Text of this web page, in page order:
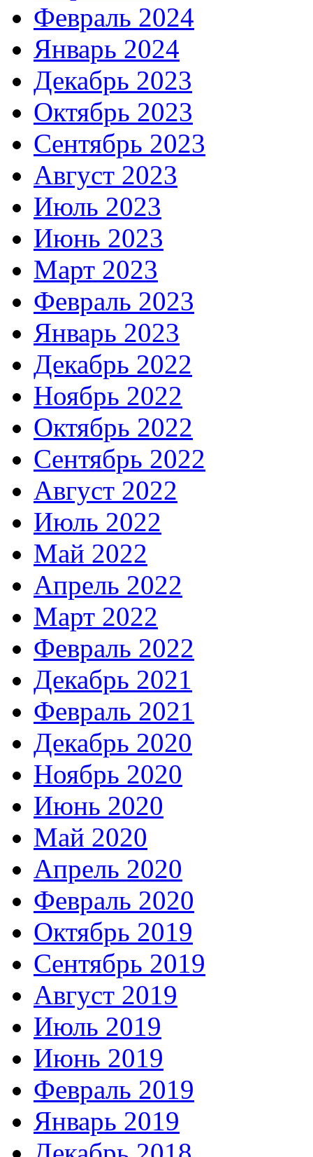
Февраль 2024
Январь 2024
Декабрь 2023
Октябрь 2023
Сентябрь 2023
Август 2023
Июль 2023
Июнь 2023
Март 2023
Февраль 2023
Январь 2023
Декабрь 2022
Ноябрь 2022
Октябрь 2022
Сентябрь 2022
Август 2022
Июль 2022
Май 2022
Апрель 2022
Март 2022
Февраль 2022
Декабрь 2021
Февраль 2021
Декабрь 2020
Ноябрь 2020
Июнь 2020
Май 2020
Апрель 2020
Февраль 2020
Октябрь 2019
Сентябрь 2019
Август 2019
Июль 2019
Июнь 2019
Февраль 2019
Январь 2019